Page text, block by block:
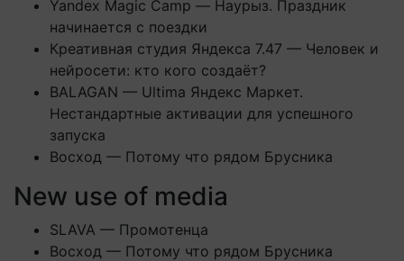
Yandex Magic Camp — Наурыз. Праздник
начинается с поездки
Креативная студия Яндекса 7.47 — Человек и
нейросети: кто кого создаёт?
BALAGAN — Ultima Яндекс Маркет.
Нестандартные активации для успешного
запуска
Восход — Потому что рядом Брусника
New use of media
SLAVA — Промотенца
Восход — Потому что рядом Брусника